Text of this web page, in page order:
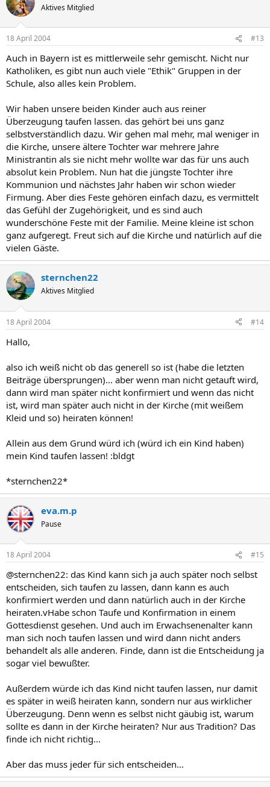
Aktives Mitglied
18 April 2004 #13
Auch in Bayern ist es mittlerweile sehr gemischt. Nicht nur
Katholiken, es gibt nun auch viele "Ethik" Gruppen in der
Schule, also alles kein Problem.
Wir haben unsere beiden Kinder auch aus reiner
Überzeugung taufen lassen. das gehört bei uns ganz
selbstverständlich dazu. Wir gehen mal mehr, mal weniger in
die Kirche, unsere ältere Tochter war mehrere Jahre
Ministrantin als sie nicht mehr wollte war das für uns auch
absolut kein Problem. Nun hat die jüngste Tochter ihre
Kommunion und nächstes Jahr haben wir schon wieder
Firmung. Aber dies Feste gehören einfach dazu, es vermittelt
das Gefühl der Zugehörigkeit, und es sind auch
wunderschöne Feste mit der Familie. Meine kleine ist schon
ganz aufgeregt. Freut sich auf die Kirche und natürlich auf die
vielen Gäste.
sternchen22
Aktives Mitglied
18 April 2004 #14
Hallo,
also ich weiß nicht ob das generell so ist (habe die letzten
Beiträge übersprungen)... aber wenn man nicht getauft wird,
dann wird man später nicht konfirmiert und wenn das nicht
ist, wird man später auch nicht in der Kirche (mit weißem
Kleid und so) heiraten können!
Allein aus dem Grund würd ich (würd ich ein Kind haben)
mein Kind taufen lassen! :bldgt
*sternchen22*
eva.m.p
Pause
18 April 2004 #15
@sternchen22: das Kind kann sich ja auch später noch selbst
entscheiden, sich taufen zu lassen, dann kann es auch
konfirmiert werden und dann natürlich auch in der Kirche
heiraten.vHabe schon Taufe und Konfirmation in einem
Gottesdienst gesehen. Und auch im Erwachsenenalter kann
man sich noch taufen lassen und wird dann nicht anders
behandelt als alle anderen. Finde, dann ist die Entscheidung ja
sogar viel bewußter.
Außerdem würde ich das Kind nicht taufen lassen, nur damit
es später in weiß heiraten kann, sondern nur aus wirklicher
Überzeugung. Denn wenn es selbst nicht gäubig ist, warum
sollte es dann in der Kirche heiraten? Nur aus Tradition? Das
finde ich nicht richtig...
Aber das muss jeder für sich entscheiden...